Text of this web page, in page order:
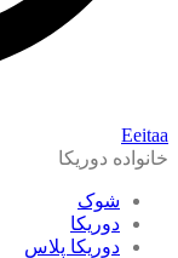
Eeitaa
خانواده دوریکا
شوک
دوریکا
دوریکا پلاس